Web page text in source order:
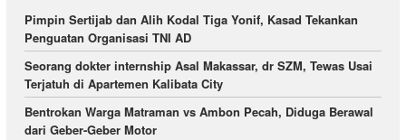
Pimpin Sertijab dan Alih Kodal Tiga Yonif, Kasad Tekankan
Penguatan Organisasi TNI AD
Seorang dokter internship Asal Makassar, dr SZM, Tewas Usai
Terjatuh di Apartemen Kalibata City
Bentrokan Warga Matraman vs Ambon Pecah, Diduga Berawal
dari Geber-Geber Motor